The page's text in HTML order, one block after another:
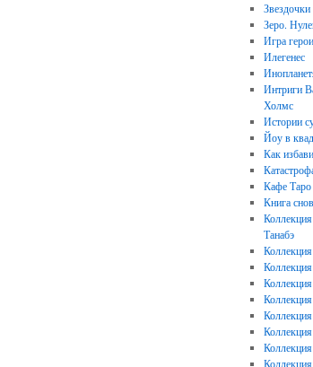
Звездочки
Зеро.
Игра
Илегенес
Интриги
Холмс
Истории
Йоу в
Как
Кафе Таро
Книга снов
Танабэ